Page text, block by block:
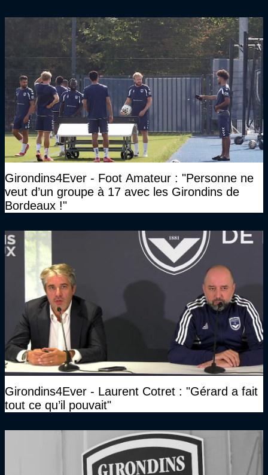
Girondins4Ever - Foot Amateur : "Personne ne
veut d’un groupe à 17 avec les Girondins de
Bordeaux !"
Girondins4Ever - Laurent Cotret : "Gérard a fait
tout ce qu’il pouvait"